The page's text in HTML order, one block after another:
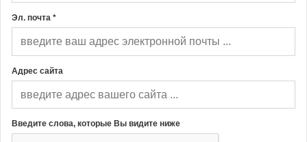
Эл. почта *
Адрес сайта
Введите слова, которые Вы видите ниже